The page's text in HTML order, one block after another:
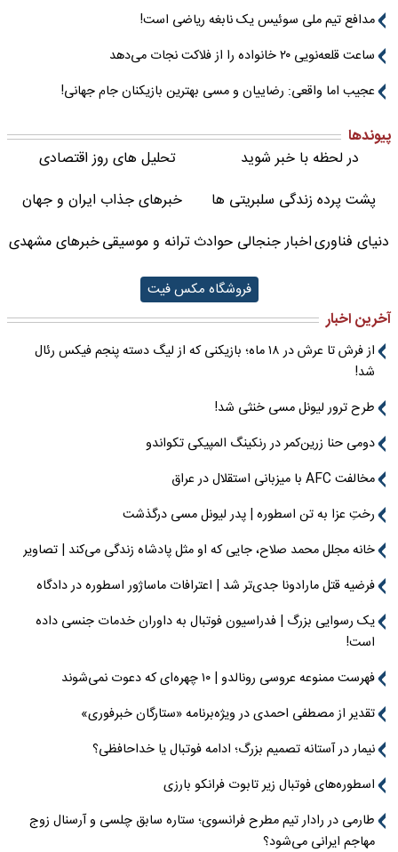
مدافع تیم ملی سوئیس یک نابغه ریاضی است!
ساعت قلعه‌نویی ۲۰ خانواده را از فلاکت نجات می‌دهد
عجیب اما واقعی: رضاییان و مسی بهترین بازیکنان جام جهانی!
پیوندها
در لحظه با خبر شوید
تحلیل های روز اقتصادی
پشت پرده زندگی سلبریتی ها
خبرهای جذاب ایران و جهان
دنیای فناوریاخبار جنجالی حوادثترانه و موسیقیخبرهای مشهدی
فروشگاه مکس فیت
آخرین اخبار
از فرش تا عرش در ۱۸ ماه؛ بازیکنی که از لیگ دسته پنجم فیکس رئال
شد!
طرح ترور لیونل مسی خنثی شد!
دومی حنا زرین‌کمر در رنکینگ المپیکی تکواندو
مخالفت AFC با میزبانی استقلال در عراق
رختِ عزا به تن اسطوره | پدر لیونل مسی درگذشت
خانه مجلل محمد صلاح، جایی که او مثل پادشاه زندگی می‌کند | تصاویر
فرضیه قتل مارادونا جدی‌تر شد | اعترافات ماساژور اسطوره در دادگاه
یک رسوایی بزرگ | فدراسیون فوتبال به داوران خدمات جنسی داده
است!
فهرست ممنوعه عروسی رونالدو | ۱۰ چهره‌ای که دعوت نمی‌شوند
تقدیر از مصطفی احمدی در ویژه‌برنامه «ستارگان خبرفوری»
نیمار در آستانه تصمیم بزرگ؛ ادامه فوتبال یا خداحافظی؟
اسطوره‌های فوتبال زیر تابوت فرانکو بارزی
طارمی در رادار تیم مطرح فرانسوی؛ ستاره سابق چلسی و آرسنال زوج
مهاجم ایرانی می‌شود؟